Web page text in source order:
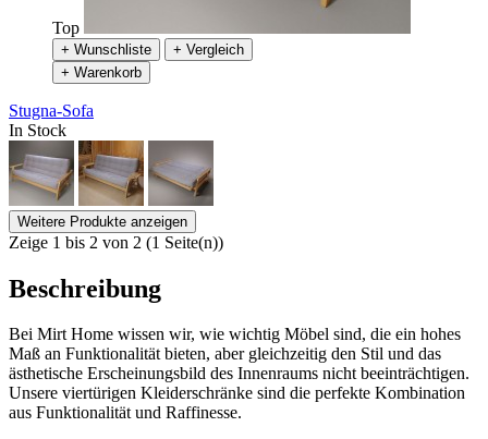
Top
+ Wunschliste
+ Vergleich
+ Warenkorb
Stugna-Sofa
In Stock
Weitere Produkte anzeigen
Zeige 1 bis 2 von 2 (1 Seite(n))
Beschreibung
Bei Mirt Home wissen wir, wie wichtig Möbel sind, die ein hohes
Maß an Funktionalität bieten, aber gleichzeitig den Stil und das
ästhetische Erscheinungsbild des Innenraums nicht beeinträchtigen.
Unsere viertürigen Kleiderschränke sind die perfekte Kombination
aus Funktionalität und Raffinesse.